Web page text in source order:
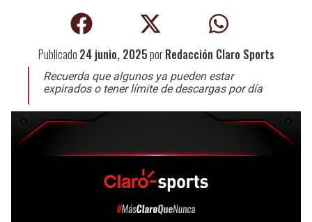
Concachampions
Copa Oro
Fútbol de Estufa
Fútbol Femenil
Leagues Cup
Gangwon 2024
Juegos Paralímpicos
Boxeo
Videojuegos
Publicado 24 junio, 2025porRedacción Claro Sports
Recuerda que algunos ya pueden estar
expirados o tener límite de descargas por día